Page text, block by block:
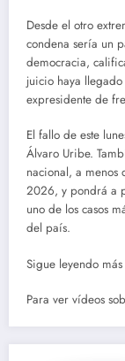
Desde el otro
condena sería un
democracia,
juicio haya
expresidente de
El fallo de este
Álvaro Uribe.
nacional, a menos
2026, y pondrá a
uno de los casos
del país.
Sigue leyendo
Para ver vídeos